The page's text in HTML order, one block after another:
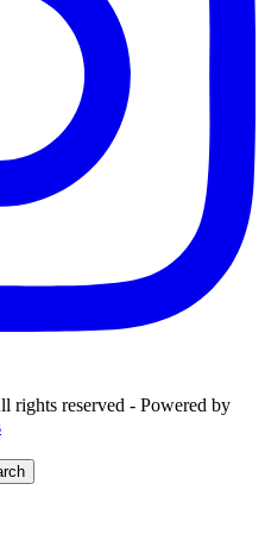
rights reserved - Powered by